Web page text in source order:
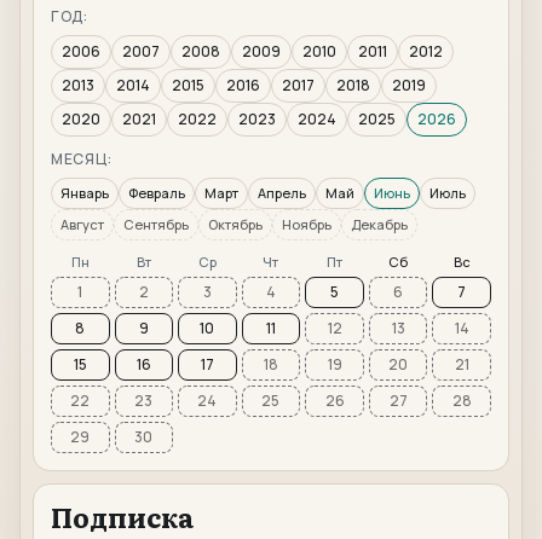
ГОД:
2006
2007 2008 2009 2010 2011
2012
2013
2014 2015 2016 2017 2018
2019
2020
2021 2022 2023 2024 2025
2026
МЕСЯЦ:
Январь Февраль Март Апрель Май Июнь
Июль
Август
Сентябрь Октябрь Ноябрь Декабрь
Пн Вт Ср Чт Пт Сб Вс
1 2 3 4 5 6
7
8
9 10 11 12 13
14
15
16 17 18 19 20
21
22
23 24 25 26 27
28
29
30
Подписка